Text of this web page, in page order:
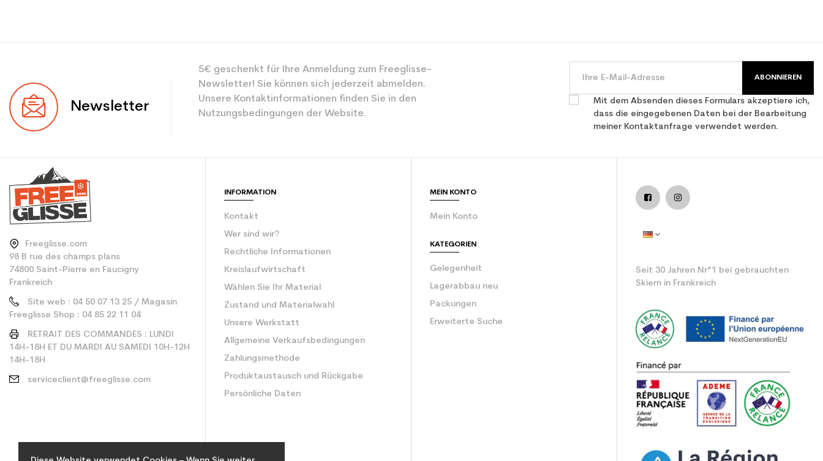
Benutzer
Ebene
Farbe
Newsletter
5€ geschenkt für Ihre Anmeldung zum Freeglisse-
Newsletter! Sie können sich jederzeit abmelden.
Unsere Kontaktinformationen finden Sie in den
Nutzungsbedingungen der Website.
ABONNIEREN
Mit dem Absenden dieses Formulars akzeptiere ich,
dass die eingegebenen Daten bei der Bearbeitung
meiner Kontaktanfrage verwendet werden.
Freeglisse.com
98 B rue des champs plans
74800 Saint-Pierre en Faucigny
Frankreich
Site web : 04 50 07 13 25 / Magasin
Freeglisse Shop : 04 85 22 11 04
RETRAIT DES COMMANDES : LUNDI
14H-18H ET DU MARDI AU SAMEDI 10H-12H
14H-18H
serviceclient@freeglisse.com
INFORMATION
Kontakt
Wer sind wir?
Rechtliche Informationen
Kreislaufwirtschaft
Wählen Sie Ihr Material
Zustand und Materialwahl
Unsere Werkstatt
Allgemeine Verkaufsbedingungen
Zahlungsmethode
Produktaustausch und Rückgabe
Persönliche Daten
MEIN KONTO
Mein Konto
KATEGORIEN
Gelegenheit
Lagerabbau neu
Packungen
Erweiterte Suche
Seit 30 Jahren Nr°1 bei gebrauchten
Skiern in Frankreich